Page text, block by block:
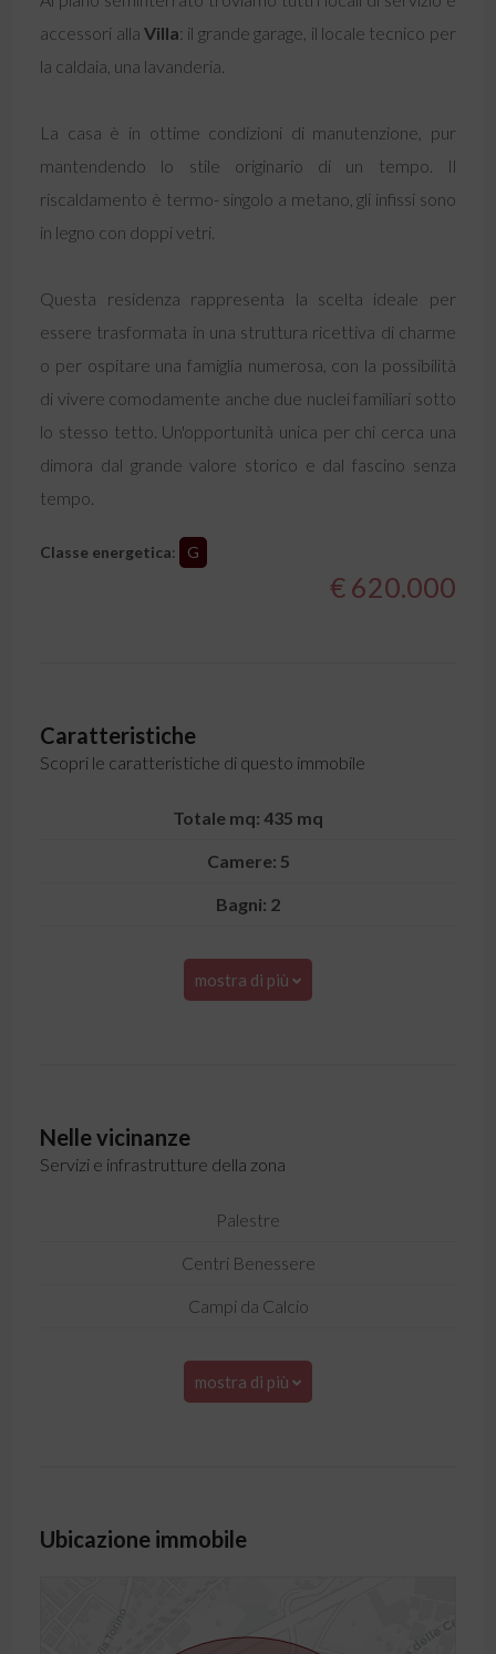
accessori allaVilla: il grande garage, il locale tecnico per
la caldaia, una lavanderia.
La casa è in ottime condizioni di manutenzione, pur
mantendendo lo stile originario di un tempo. Il
riscaldamento è termo- singolo a metano, gli infissi sono
in legno con doppi vetri.
Questa residenza rappresenta la scelta ideale per
essere trasformata in una struttura ricettiva di charme
o per ospitare una famiglia numerosa, con la possibilità
di vivere comodamente anche due nuclei familiari sotto
lo stesso tetto. Un'opportunità unica per chi cerca una
dimora dal grande valore storico e dal fascino senza
tempo.
Classe energetica: G
€ 620.000
Caratteristiche
Scopri le caratteristiche di questo immobile
Totale mq: 435 mq
Camere: 5
Bagni: 2
mostra di più
Nelle vicinanze
Servizi e infrastrutture della zona
Palestre
Centri Benessere
Campi da Calcio
mostra di più
Ubicazione immobile